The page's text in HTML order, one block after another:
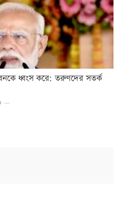
ধ্বংস করে: তরুণদের সতর্ক